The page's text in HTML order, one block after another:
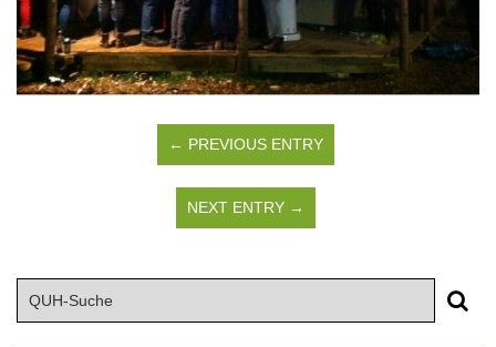
← PREVIOUS ENTRY
NEXT ENTRY →